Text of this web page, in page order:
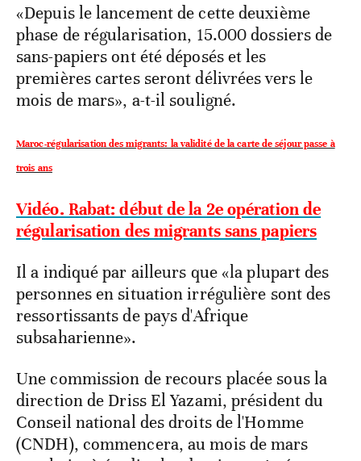
«Depuis le lancement de cette deuxième
phase de régularisation, 15.000 dossiers de
sans-papiers ont été déposés et les
premières cartes seront délivrées vers le
mois de mars», a-t-il souligné.
Maroc-régularisation des migrants: la validité de la carte de séjour passe à
trois ans
Vidéo. Rabat: début de la 2e opération de
régularisation des migrants sans papiers
Il a indiqué par ailleurs que «la plupart des
personnes en situation irrégulière sont des
ressortissants de pays d'Afrique
subsaharienne».
Une commission de recours placée sous la
direction de Driss El Yazami, président du
Conseil national des droits de l'Homme
(CNDH), commencera, au mois de mars